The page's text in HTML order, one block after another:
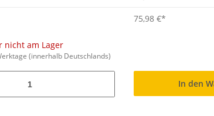
75,98 €*
nicht am Lager
(innerhalb Deutschlands)
In den